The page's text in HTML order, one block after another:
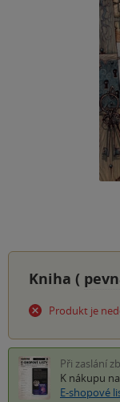
Kniha (
Produkt je
Při zaslání
K nákupu
E-shopové